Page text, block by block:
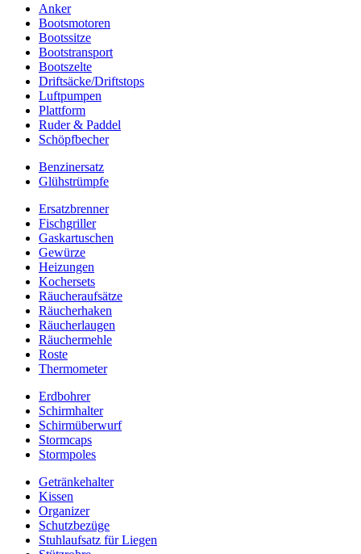
Anker
Bootsmotoren
Bootssitze
Bootstransport
Bootszelte
Driftsäcke/Driftstops
Luftpumpen
Plattform
Ruder & Paddel
Schöpfbecher
Benzinersatz
Glühstrümpfe
Ersatzbrenner
Fischgriller
Gaskartuschen
Gewürze
Heizungen
Kochersets
Räucheraufsätze
Räucherhaken
Räucherlaugen
Räuchermehle
Roste
Thermometer
Erdbohrer
Schirmhalter
Schirmüberwurf
Stormcaps
Stormpoles
Getränkehalter
Kissen
Organizer
Schutzbezüge
Stuhlaufsatz für Liegen